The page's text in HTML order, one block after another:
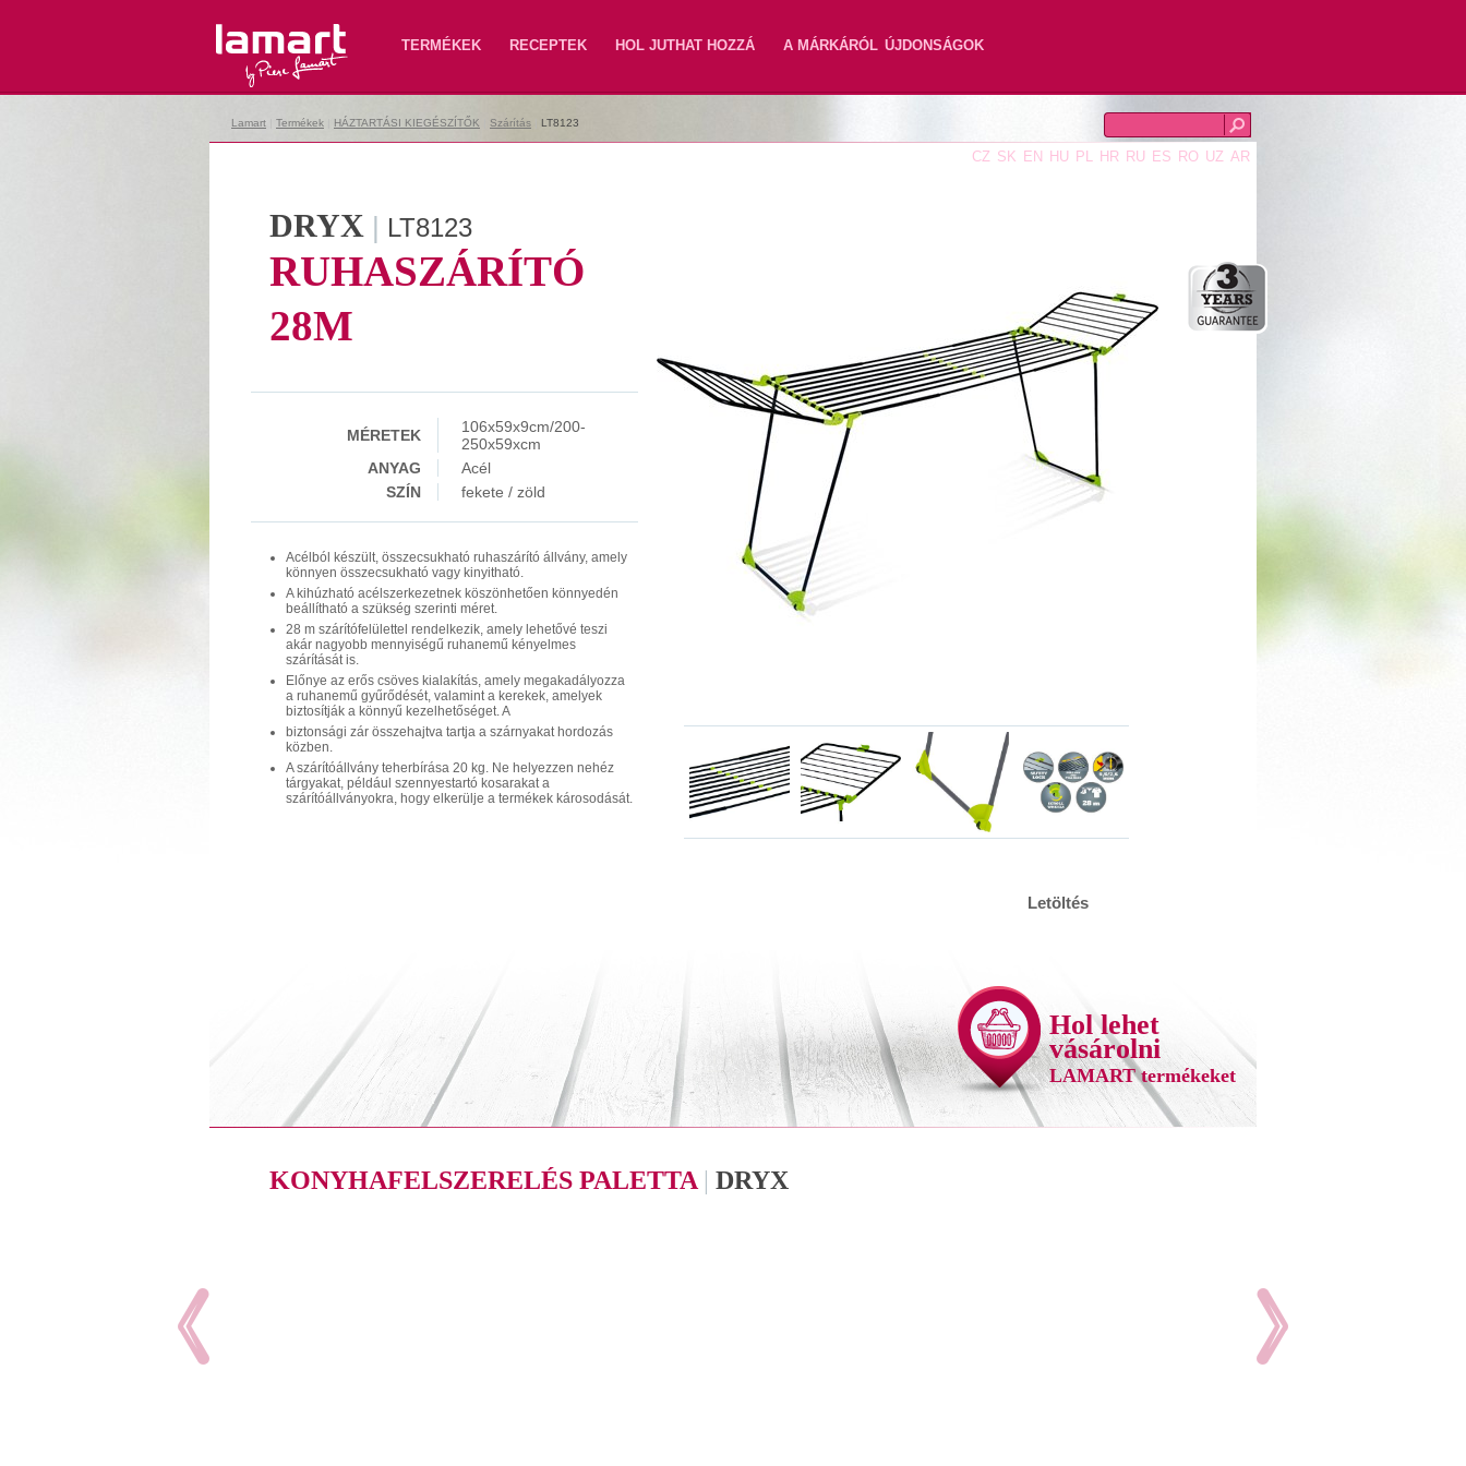
Lamart TERMÉKEK RECEPTEK HOL JUTHAT HOZZÁ A MÁRKÁRÓL ÚJDONSÁGOK
CZ SK EN HU PL HR RU ES RO UZ AR
Lamart Termékek HÁZTARTÁSI KIEGÉSZÍTŐK Szárítás LT8123
Letöltés
DRYX | LT8123
RUHASZÁRÍTÓ
28M
MÉRETEK
106x59x9cm/200-
250x59xcm
ANYAG
Acél
SZÍN
fekete / zöld
Acélból készült, összecsukható ruhaszárító állvány, amely
könnyen összecsukható vagy kinyitható.
A kihúzható acélszerkezetnek köszönhetően könnyedén
beállítható a szükség szerinti méret.
28 m szárítófelülettel rendelkezik, amely lehetővé teszi
akár nagyobb mennyiségű ruhanemű kényelmes
szárítását is.
Előnye az erős csöves kialakítás, amely megakadályozza
a ruhanemű gyűrődését, valamint a kerekek, amelyek
biztosítják a könnyű kezelhetőséget. A
biztonsági zár összehajtva tartja a szárnyakat hordozás
közben.
A szárítóállvány teherbírása 20 kg. Ne helyezzen nehéz
tárgyakat, például szennyestartó kosarakat a
szárítóállványokra, hogy elkerülje a termékek károsodását.
Hol lehet
vásárolni
LAMART termékeket
KONYHAFELSZERELÉS PALETTA | DRYX